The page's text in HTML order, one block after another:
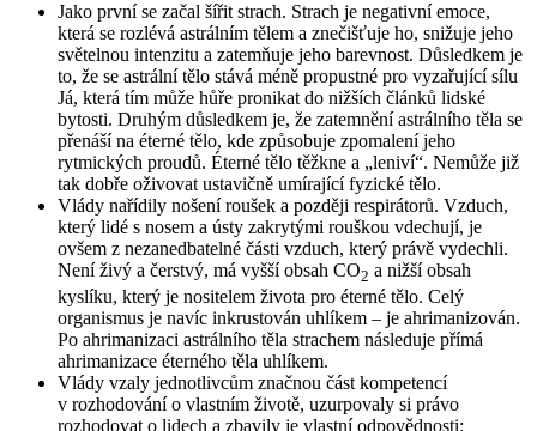
Jako první se začal šířit strach. Strach je negativní emoce,
která se rozlévá astrálním tělem a znečišťuje ho, snižuje jeho
světelnou intenzitu a zatemňuje jeho barevnost. Důsledkem je
to, že se astrální tělo stává méně propustné pro vyzařující sílu
Já, která tím může hůře pronikat do nižších článků lidské
bytosti. Druhým důsledkem je, že zatemnění astrálního těla se
přenáší na éterné tělo, kde způsobuje zpomalení jeho
rytmických proudů. Éterné tělo těžkne a „leniví“. Nemůže již
tak dobře oživovat ustavičně umírající fyzické tělo.
Vlády nařídily nošení roušek a později respirátorů. Vzduch,
který lidé s nosem a ústy zakrytými rouškou vdechují, je
ovšem z nezanedbatelné části vzduch, který právě vydechli.
Není živý a čerstvý, má vyšší obsah CO2 a nižší obsah
kyslíku, který je nositelem života pro éterné tělo. Celý
organismus je navíc inkrustován uhlíkem – je ahrimanizován.
Po ahrimanizaci astrálního těla strachem následuje přímá
ahrimanizace éterného těla uhlíkem.
Vlády vzaly jednotlivcům značnou část kompetencí
v rozhodování o vlastním životě, uzurpovaly si právo
rozhodovat o lidech a zbavily je vlastní odpovědnosti;